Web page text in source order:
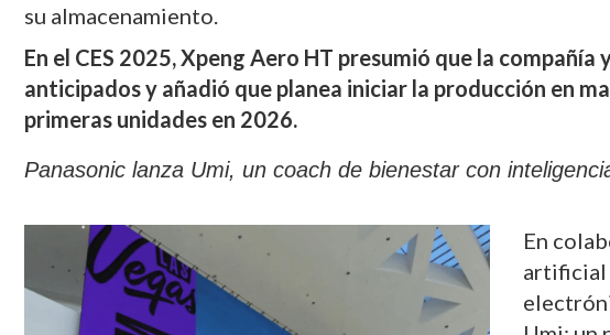
su almacenamiento.
En el CES 2025, Xpeng Aero HT presumió que la
anticipados y añadió que planea iniciar la producción en
primeras unidades en 2026.
Panasonic lanza Umi, un coach de bienestar con
En
artificial